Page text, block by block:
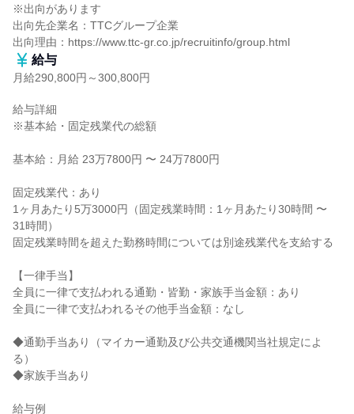
※出向があります
出向先企業名：TTCグループ企業
出向理由：https://www.ttc-gr.co.jp/recruitinfo/group.html
給与
月給290,800円～300,800円
給与詳細
※基本給・固定残業代の総額
基本給：月給 23万7800円 〜 24万7800円
固定残業代：あり
1ヶ月あたり5万3000円（固定残業時間：1ヶ月あたり30時間 〜
31時間）
固定残業時間を超えた勤務時間については別途残業代を支給する
【一律手当】
全員に一律で支払われる通勤・皆勤・家族手当金額：あり
全員に一律で支払われるその他手当金額：なし
◆通勤手当あり（マイカー通勤及び公共交通機関当社規定によ
る）
◆家族手当あり
給与例